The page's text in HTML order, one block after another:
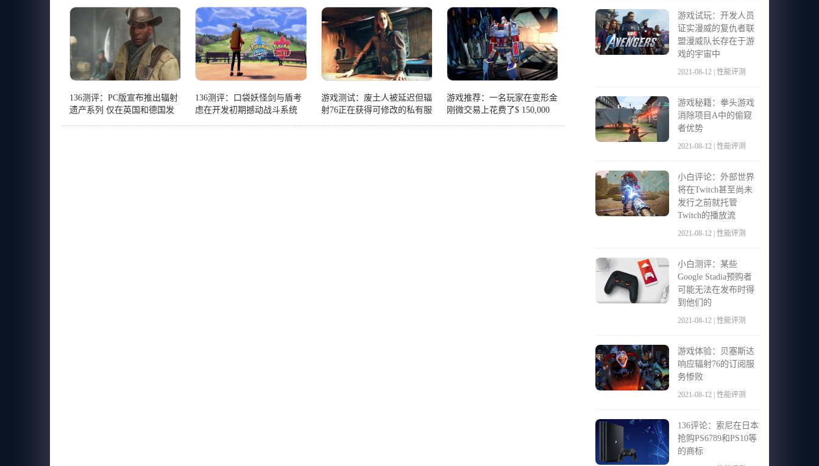
神奇宝贝
大型游戏
136测评：PC版宣布推出辐射
遗产系列 仅在英国和德国发
136测评：口袋妖怪剑与盾考
虑在开发初期撼动战斗系统
游戏测试：废土人被延迟但辐
射76正在获得可修改的私有服
游戏推荐：一名玩家在变形金
刚微交易上花费了$ 150,000
游戏试玩：开发人员
证实漫威的复仇者联
盟漫威队长存在于游
戏的宇宙中
2021-08-12 | 性能评测
游戏秘籍：拳头游戏
消除项目A中的偷窥
者优势
2021-08-12 | 性能评测
小白评论：外部世界
将在Twitch甚至尚未
发行之前就托管
Twitch的播放流
2021-08-12 | 性能评测
小白测评：某些
Google Stadia预购者
可能无法在发布时得
到他们的
2021-08-12 | 性能评测
游戏体验：贝塞斯达
响应辐射76的订阅服
务惨败
2021-08-12 | 性能评测
136评论：索尼在日本
抢购PS6789和PS10等
的商标